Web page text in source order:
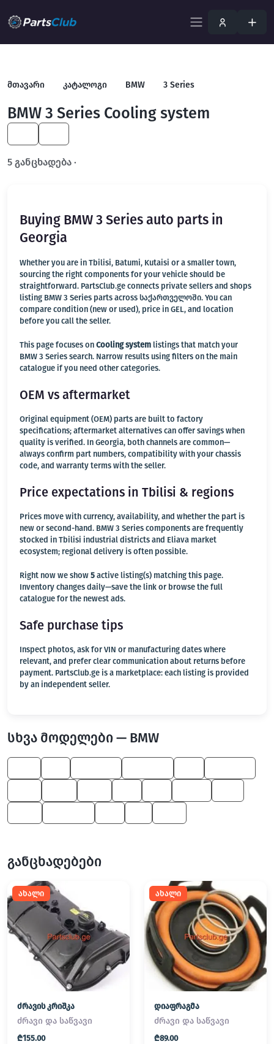
მთავარი კატალოგი BMW 3 Series
BMW 3 Series Cooling system
5 განცხადება ·
Buying BMW 3 Series auto parts in
Georgia
Whether you are in Tbilisi, Batumi, Kutaisi or a smaller town,
sourcing the right components for your vehicle should be
straightforward. PartsClub.ge connects private sellers and shops
listing BMW 3 Series parts across საქართველოში. You can
compare condition (new or used), price in GEL, and location
before you call the seller.
This page focuses on Cooling system listings that match your
BMW 3 Series search. Narrow results using filters on the main
catalogue if you need other categories.
OEM vs aftermarket
Original equipment (OEM) parts are built to factory
specifications; aftermarket alternatives can offer savings when
quality is verified. In Georgia, both channels are common—
always confirm part numbers, compatibility with your chassis
code, and warranty terms with the seller.
Price expectations in Tbilisi & regions
Prices move with currency, availability, and whether the part is
new or second-hand. BMW 3 Series components are frequently
stocked in Tbilisi industrial districts and Eliava market
ecosystem; regional delivery is often possible.
Right now we show 5 active listing(s) matching this page.
Inventory changes daily—save the link or browse the full
catalogue for the newest ads.
Safe purchase tips
Inspect photos, ask for VIN or manufacturing dates where
relevant, and prefer clear communication about returns before
payment. PartsClub.ge is a marketplace: each listing is provided
by an independent seller.
სხვა მოდელები — BMW
განცხადებები
ახალი
ძრავის კრიშკა
ძრავი და საწვავი
₾155.00
ახალი
დიაფრაგმა
ძრავი და საწვავი
₾89.00